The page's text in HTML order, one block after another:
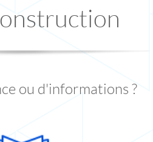
ou d'informations ?